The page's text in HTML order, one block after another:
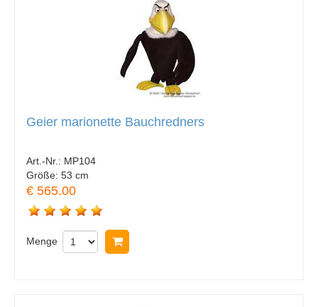
Geier marionette Bauchredners
Art.-Nr.: MP104
Größe: 53 cm
€ 565.00
Menge